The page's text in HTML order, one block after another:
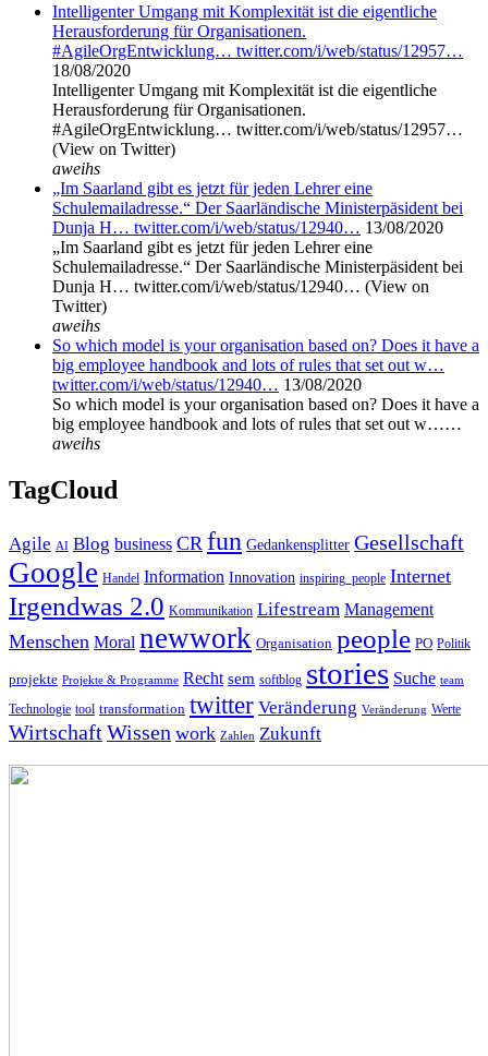
Intelligenter Umgang mit Komplexität ist die eigentliche
Herausforderung für Organisationen.
#AgileOrgEntwicklung… twitter.com/i/web/status/12957…
18/08/2020
Intelligenter Umgang mit Komplexität ist die eigentliche
Herausforderung für Organisationen.
#AgileOrgEntwicklung… twitter.com/i/web/status/12957…
(View on Twitter)
aweihs
„Im Saarland gibt es jetzt für jeden Lehrer eine
Schulemailadresse.“ Der Saarländische Ministerpäsident bei
Dunja H… twitter.com/i/web/status/12940… 13/08/2020
„Im Saarland gibt es jetzt für jeden Lehrer eine
Schulemailadresse.“ Der Saarländische Ministerpäsident bei
Dunja H… twitter.com/i/web/status/12940… (View on
Twitter)
aweihs
So which model is your organisation based on? Does it have a
big employee handbook and lots of rules that set out w…
twitter.com/i/web/status/12940… 13/08/2020
So which model is your organisation based on? Does it have a
big employee handbook and lots of rules that set out w……
aweihs
TagCloud
Agile AI Blog business CR fun Gedankensplitter Gesellschaft
Google Handel Information Innovation inspiring_people Internet
Irgendwas 2.0 Kommunikation Lifestream Management
Menschen Moral newwork Organisation people PO Politik
projekte Projekte & Programme Recht sem softblog stories Suche team
Technologie tool transformation twitter Veränderung Veränderung Werte
WirtschaftWissen work Zahlen Zukunft